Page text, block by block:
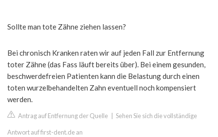
Sollte man tote Zähne ziehen lassen?
Bei chronisch Kranken raten wir auf jeden Fall zur Entfernung
toter Zähne (das Fass läuft bereits über). Bei einem gesunden,
beschwerdefreien Patienten kann die Belastung durch einen
toten wurzelbehandelten Zahn eventuell noch kompensiert
werden.
Antrag auf Entfernung der Quelle Sehen Sie sich die vollständige
Antwort auf first-dent.de an